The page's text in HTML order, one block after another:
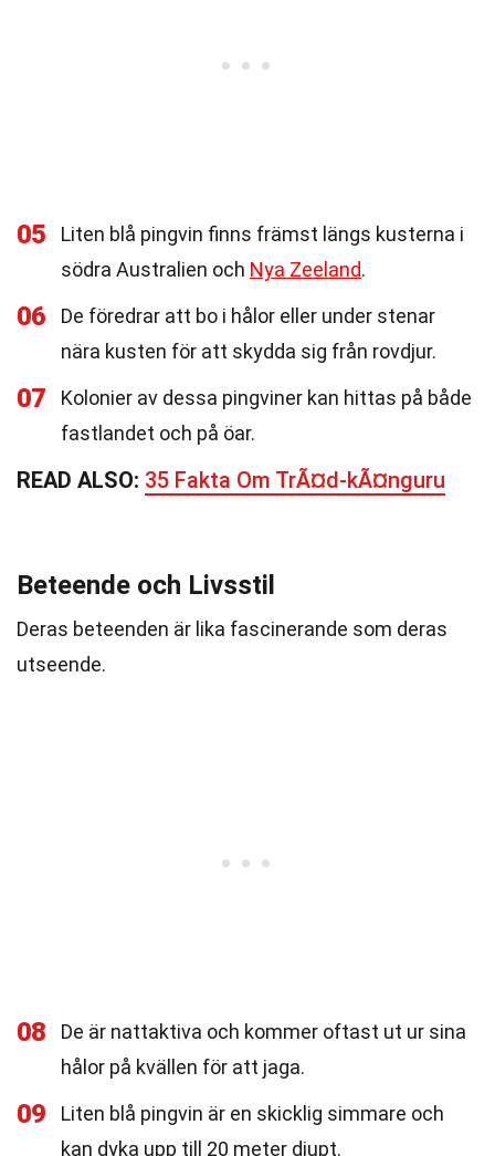
05
Liten blå pingvin finns främst längs kusterna i
södra Australien och Nya Zeeland.
06
De föredrar att bo i hålor eller under stenar
nära kusten för att skydda sig från rovdjur.
07
Kolonier av dessa pingviner kan hittas på både
fastlandet och på öar.
READ ALSO: 35 Fakta Om TrÃ¤d-kÃ¤nguru
Beteende och Livsstil
Deras beteenden är lika fascinerande som deras
utseende.
08
De är nattaktiva och kommer oftast ut ur sina
hålor på kvällen för att jaga.
09
Liten blå pingvin är en skicklig simmare och
kan dyka upp till 20 meter djupt.